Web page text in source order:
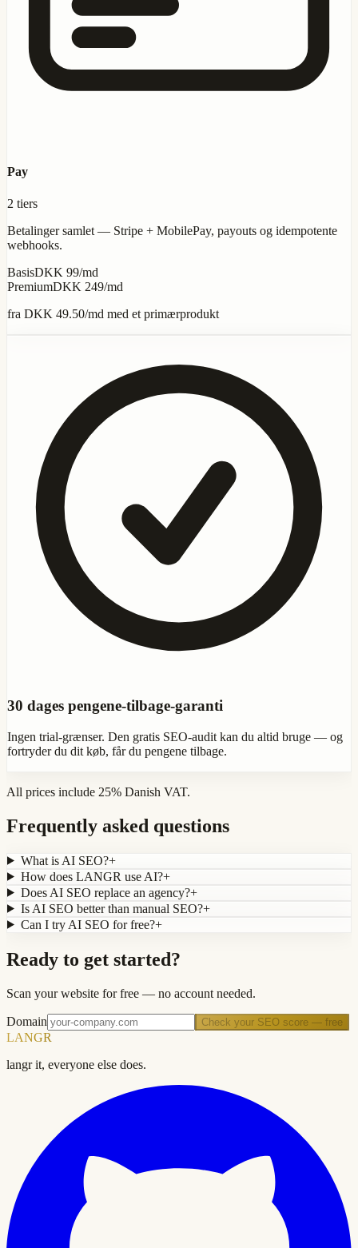
Pay
2 tiers
Betalinger samlet — Stripe + MobilePay, payouts og idempotente
webhooks.
BasisDKK 99/md
PremiumDKK 249/md
fra DKK 49.50/md med et primærprodukt
30 dages pengene-tilbage-garanti
Ingen trial-grænser. Den gratis SEO-audit kan du altid bruge — og
fortryder du dit køb, får du pengene tilbage.
All prices include 25% Danish VAT.
Frequently asked questions
What is AI SEO?+
How does LANGR use AI?+
Does AI SEO replace an agency?+
Is AI SEO better than manual SEO?+
Can I try AI SEO for free?+
Ready to get started?
Scan your website for free — no account needed.
Domain Check your SEO score — free
LANGR
langr it, everyone else does.